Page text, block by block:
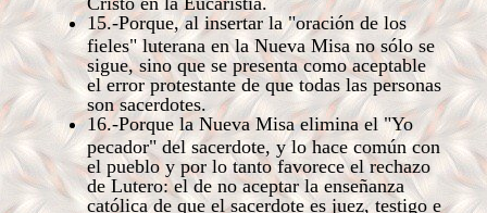
15.-Porque, al insertar la "oración de los
fieles" luterana en la Nueva Misa no sólo se
sigue, sino que se presenta como aceptable
el error protestante de que todas las personas
son sacerdotes.
16.-Porque la Nueva Misa elimina el "Yo
pecador" del sacerdote, y lo hace común con
el pueblo y por lo tanto favorece el rechazo
de Lutero: el de no aceptar la enseñanza
católica de que el sacerdote es juez, testigo e